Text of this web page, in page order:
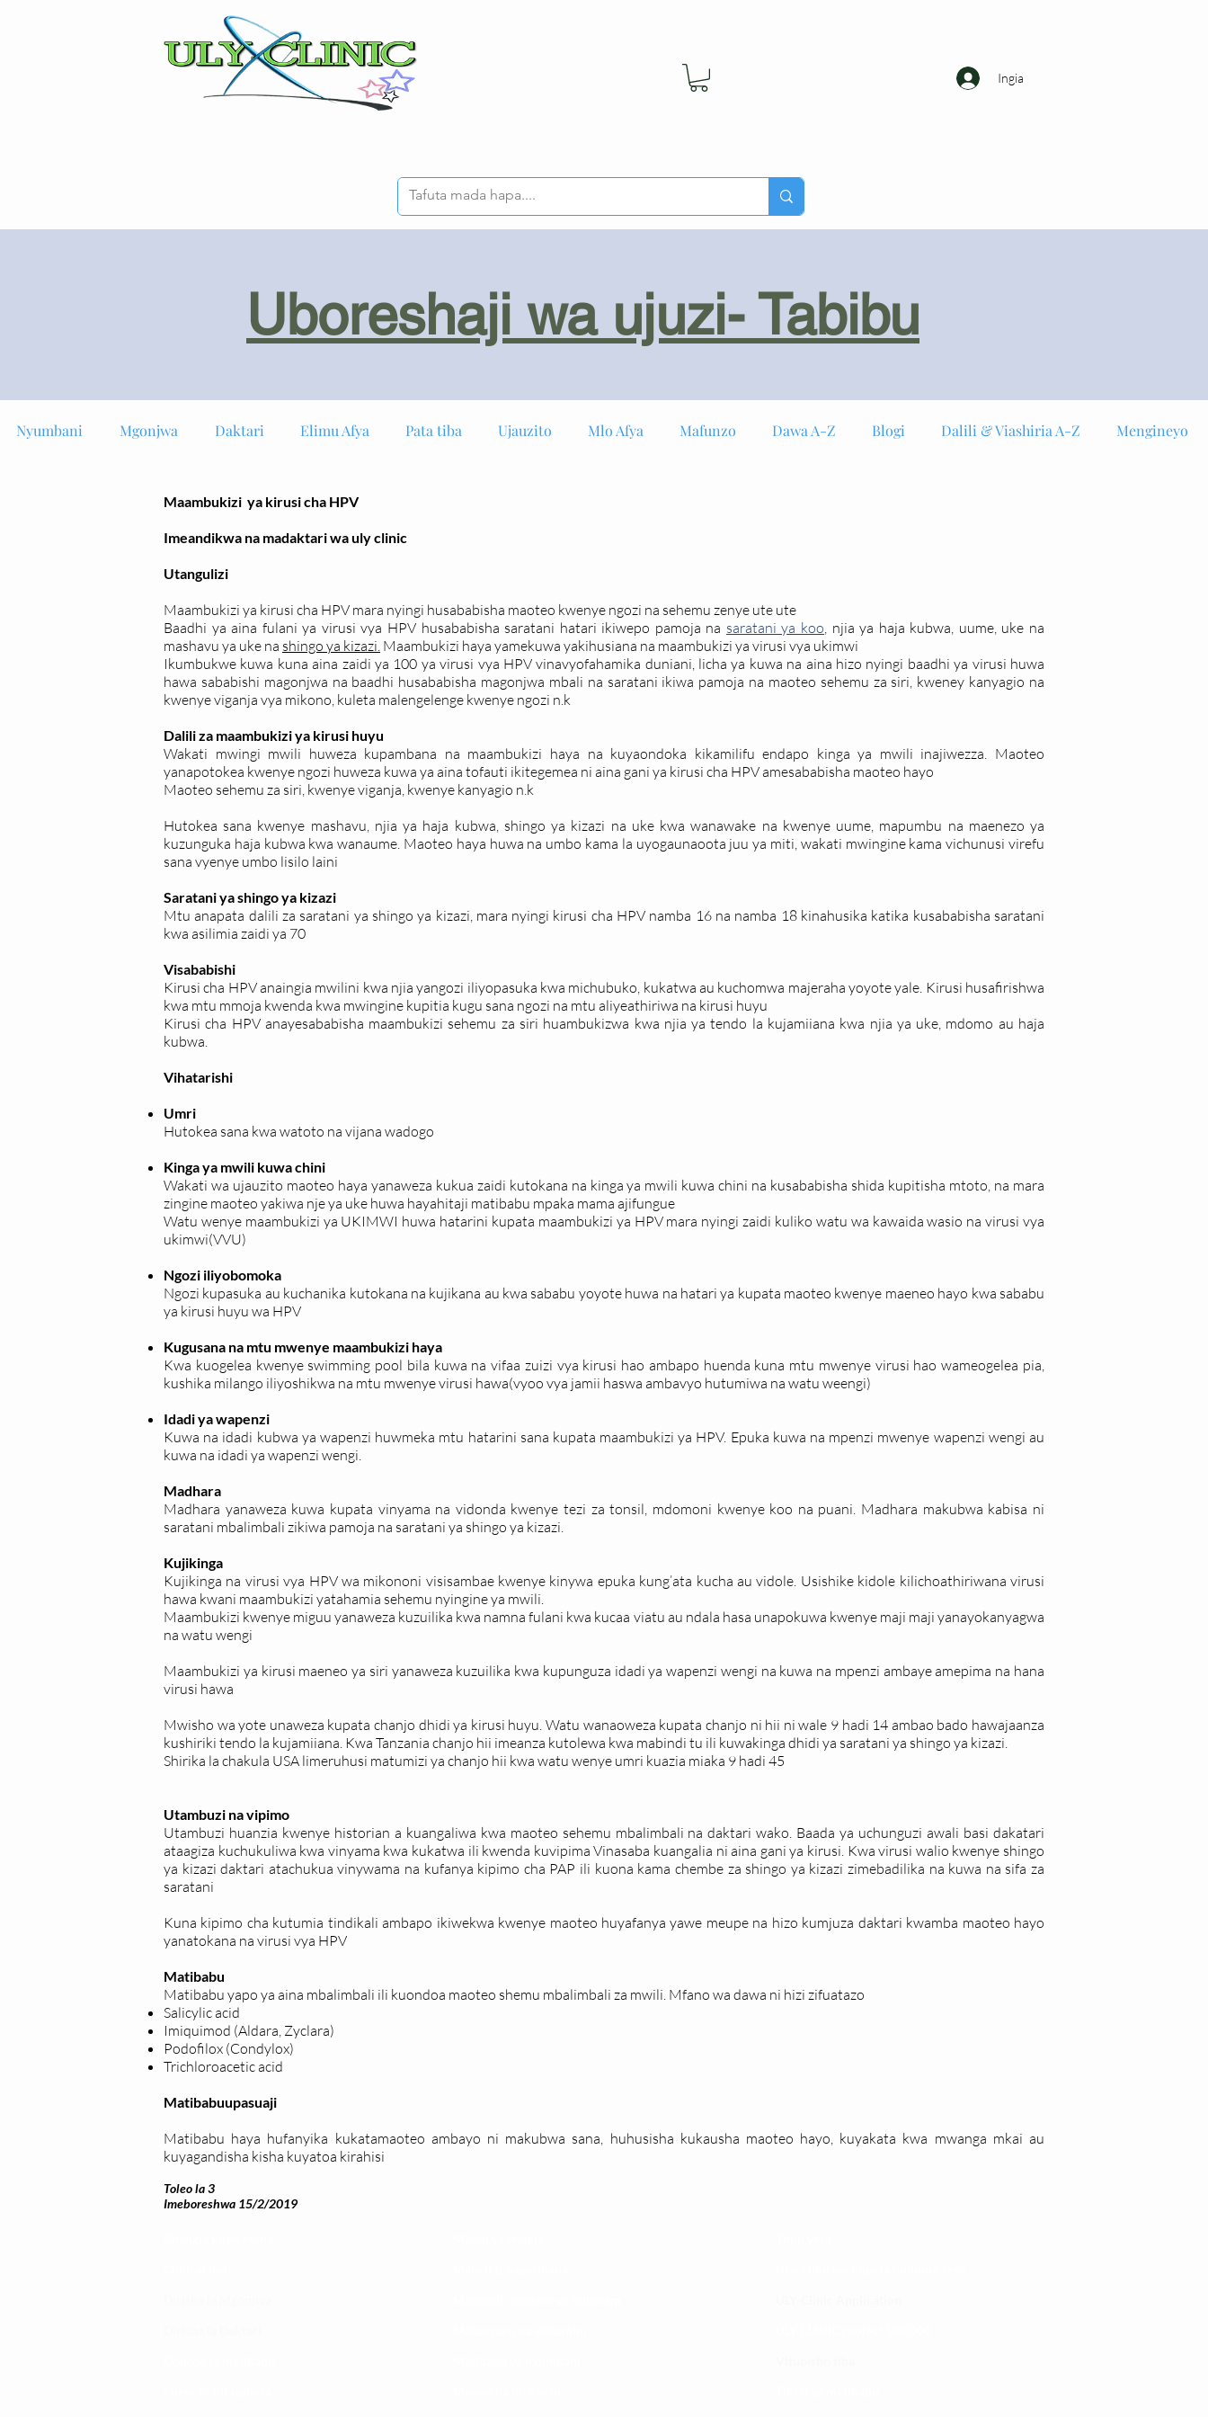
Ingia
Uboreshaji wa ujuzi- Tabibu
Nyumbani Mgonjwa Daktari Elimu Afya Pata tiba Ujauzito Mlo Afya Mafunzo Dawa A-Z Blogi Dalili & Viashiria A-Z Mengineyo
Maambukizi ya kirusi cha HPV
Imeandikwa na madaktari wa uly clinic
Utangulizi
Maambukizi ya kirusi cha HPV mara nyingi husababisha maoteo kwenye ngozi na sehemu zenye ute ute
Baadhi ya aina fulani ya virusi vya HPV husababisha saratani hatari ikiwepo pamoja na saratani ya koo, njia ya haja kubwa, uume, uke na
mashavu ya uke na shingo ya kizazi. Maambukizi haya yamekuwa yakihusiana na maambukizi ya virusi vya ukimwi
Ikumbukwe kuwa kuna aina zaidi ya 100 ya virusi vya HPV vinavyofahamika duniani, licha ya kuwa na aina hizo nyingi baadhi ya virusi huwa
hawa sababishi magonjwa na baadhi husababisha magonjwa mbali na saratani ikiwa pamoja na maoteo sehemu za siri, kweney kanyagio na
kwenye viganja vya mikono, kuleta malengelenge kwenye ngozi n.k
Dalili za maambukizi ya kirusi huyu
Wakati mwingi mwili huweza kupambana na maambukizi haya na kuyaondoka kikamilifu endapo kinga ya mwili inajiwezza. Maoteo
yanapotokea kwenye ngozi huweza kuwa ya aina tofauti ikitegemea ni aina gani ya kirusi cha HPV amesababisha maoteo hayo
Maoteo sehemu za siri, kwenye viganja, kwenye kanyagio n.k
Hutokea sana kwenye mashavu, njia ya haja kubwa, shingo ya kizazi na uke kwa wanawake na kwenye uume, mapumbu na maenezo ya
kuzunguka haja kubwa kwa wanaume. Maoteo haya huwa na umbo kama la uyogaunaoota juu ya miti, wakati mwingine kama vichunusi virefu
sana vyenye umbo lisilo laini
Saratani ya shingo ya kizazi
Mtu anapata dalili za saratani ya shingo ya kizazi, mara nyingi kirusi cha HPV namba 16 na namba 18 kinahusika katika kusababisha saratani
kwa asilimia zaidi ya 70
Visababishi
Kirusi cha HPV anaingia mwilini kwa njia yangozi iliyopasuka kwa michubuko, kukatwa au kuchomwa majeraha yoyote yale. Kirusi husafirishwa
kwa mtu mmoja kwenda kwa mwingine kupitia kugu sana ngozi na mtu aliyeathiriwa na kirusi huyu
Kirusi cha HPV anayesababisha maambukizi sehemu za siri huambukizwa kwa njia ya tendo la kujamiiana kwa njia ya uke, mdomo au haja
kubwa.
Vihatarishi
Umri
Hutokea sana kwa watoto na vijana wadogo
Kinga ya mwili kuwa chini
Wakati wa ujauzito maoteo haya yanaweza kukua zaidi kutokana na kinga ya mwili kuwa chini na kusababisha shida kupitisha mtoto, na mara
zingine maoteo yakiwa nje ya uke huwa hayahitaji matibabu mpaka mama ajifungue
Watu wenye maambukizi ya UKIMWI huwa hatarini kupata maambukizi ya HPV mara nyingi zaidi kuliko watu wa kawaida wasio na virusi vya
ukimwi(VVU)
Ngozi iliyobomoka
Ngozi kupasuka au kuchanika kutokana na kujikana au kwa sababu yoyote huwa na hatari ya kupata maoteo kwenye maeneo hayo kwa sababu
ya kirusi huyu wa HPV
Kugusana na mtu mwenye maambukizi haya
Kwa kuogelea kwenye swimming pool bila kuwa na vifaa zuizi vya kirusi hao ambapo huenda kuna mtu mwenye virusi hao wameogelea pia,
kushika milango iliyoshikwa na mtu mwenye virusi hawa(vyoo vya jamii haswa ambavyo hutumiwa na watu weengi)
Idadi ya wapenzi
Kuwa na idadi kubwa ya wapenzi huwmeka mtu hatarini sana kupata maambukizi ya HPV. Epuka kuwa na mpenzi mwenye wapenzi wengi au
kuwa na idadi ya wapenzi wengi.
Madhara
Madhara yanaweza kuwa kupata vinyama na vidonda kwenye tezi za tonsil, mdomoni kwenye koo na puani. Madhara makubwa kabisa ni
saratani mbalimbali zikiwa pamoja na saratani ya shingo ya kizazi.
Kujikinga
Kujikinga na virusi vya HPV wa mikononi visisambae kwenye kinywa epuka kung’ata kucha au vidole. Usishike kidole kilichoathiriwana virusi
hawa kwani maambukizi yatahamia sehemu nyingine ya mwili.
Maambukizi kwenye miguu yanaweza kuzuilika kwa namna fulani kwa kucaa viatu au ndala hasa unapokuwa kwenye maji maji yanayokanyagwa
na watu wengi
Maambukizi ya kirusi maeneo ya siri yanaweza kuzuilika kwa kupunguza idadi ya wapenzi wengi na kuwa na mpenzi ambaye amepima na hana
virusi hawa
Mwisho wa yote unaweza kupata chanjo dhidi ya kirusi huyu. Watu wanaoweza kupata chanjo ni hii ni wale 9 hadi 14 ambao bado hawajaanza
kushiriki tendo la kujamiiana. Kwa Tanzania chanjo hii imeanza kutolewa kwa mabindi tu ili kuwakinga dhidi ya saratani ya shingo ya kizazi.
Shirika la chakula USA limeruhusi matumizi ya chanjo hii kwa watu wenye umri kuazia miaka 9 hadi 45
Utambuzi na vipimo
Utambuzi huanzia kwenye historian a kuangaliwa kwa maoteo sehemu mbalimbali na daktari wako. Baada ya uchunguzi awali basi dakatari
ataagiza kuchukuliwa kwa vinyama kwa kukatwa ili kwenda kuvipima Vinasaba kuangalia ni aina gani ya kirusi. Kwa virusi walio kwenye shingo
ya kizazi daktari atachukua vinywama na kufanya kipimo cha PAP ili kuona kama chembe za shingo ya kizazi zimebadilika na kuwa na sifa za
saratani
Kuna kipimo cha kutumia tindikali ambapo ikiwekwa kwenye maoteo huyafanya yawe meupe na hizo kumjuza daktari kwamba maoteo hayo
yanatokana na virusi vya HPV
Matibabu
Matibabu yapo ya aina mbalimbali ili kuondoa maoteo shemu mbalimbali za mwili. Mfano wa dawa ni hizi zifuatazo
Salicylic acid
Imiquimod (Aldara, Zyclara)
Podofilox (Condylox)
Trichloroacetic acid
Matibabuupasuaji
Matibabu haya hufanyika kukatamaoteo ambayo ni makubwa sana, huhusisha kukausha maoteo hayo, kuyakata kwa mwanga mkai au
kuyagandisha kisha kuyatoa kirahisi
Toleo la 3
Imeboreshwa 15/2/2019